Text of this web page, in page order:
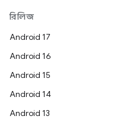
রিলিজ
Android 17
Android 16
Android 15
Android 14
Android 13